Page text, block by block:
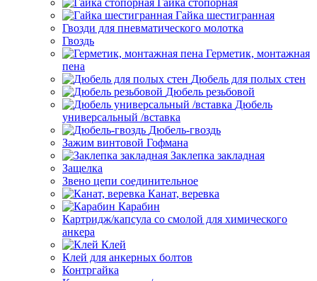
Гайка стопорная
Гайка шестигранная
Гвозди для пневматического молотка
Гвоздь
Герметик, монтажная
пена
Дюбель для полых стен
Дюбель резьбовой
Дюбель
универсальный /вставка
Дюбель-гвоздь
Зажим винтовой Гофмана
Заклепка закладная
Защелка
Звено цепи соединительное
Канат, веревка
Карабин
Картридж/капсула со смолой для химического
анкера
Клей
Клей для анкерных болтов
Контргайка